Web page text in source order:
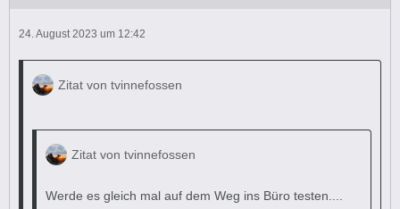
24. August 2023 um 12:42
Zitat von tvinnefossen
Zitat von tvinnefossen
Werde es gleich mal auf dem Weg ins Büro testen....